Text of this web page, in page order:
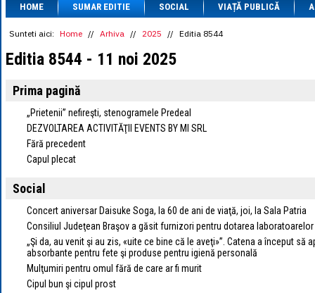
1 CAD= 3.1559
1 CHF= 5.2813
1 RUB = 0.0530
1 SEK= 0.4526
1 UAH = 0.1048
HOME SUMAR EDITIE SOCIAL VIAȚĂ PUBLICĂ
Sunteti aici: Home // Arhiva // 2025 // Editia 8544
Editia 8544 - 11 noi 2025
Prima pagină
„Prietenii” nefireşti, stenogramele Predeal
DEZVOLTAREA ACTIVITĂŢII EVENTS BY MI SRL
Fără precedent
Capul plecat
Social
Concert aniversar Daisuke Soga, la 60 de ani de viaţă, joi, la Sala Patria
Consiliul Judeţean Braşov a găsit furnizori pentru dotarea
„Şi da, au venit şi au zis, «uite ce bine că le aveţi»”. Catena a început să
absorbante pentru fete şi produse pentru igienă personală
Mulţumiri pentru omul fără de care ar fi murit
Cipul bun şi cipul prost